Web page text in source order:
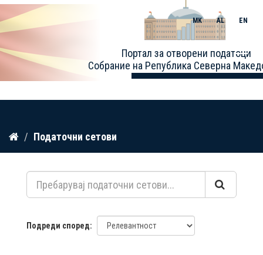
Прескокнете
содржина
Портал за отворени податоци
Собрание на Република Северна
MK AL EN
Toggle
Податочни сетови
Подреди според